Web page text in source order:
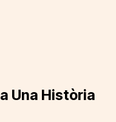
Una Història